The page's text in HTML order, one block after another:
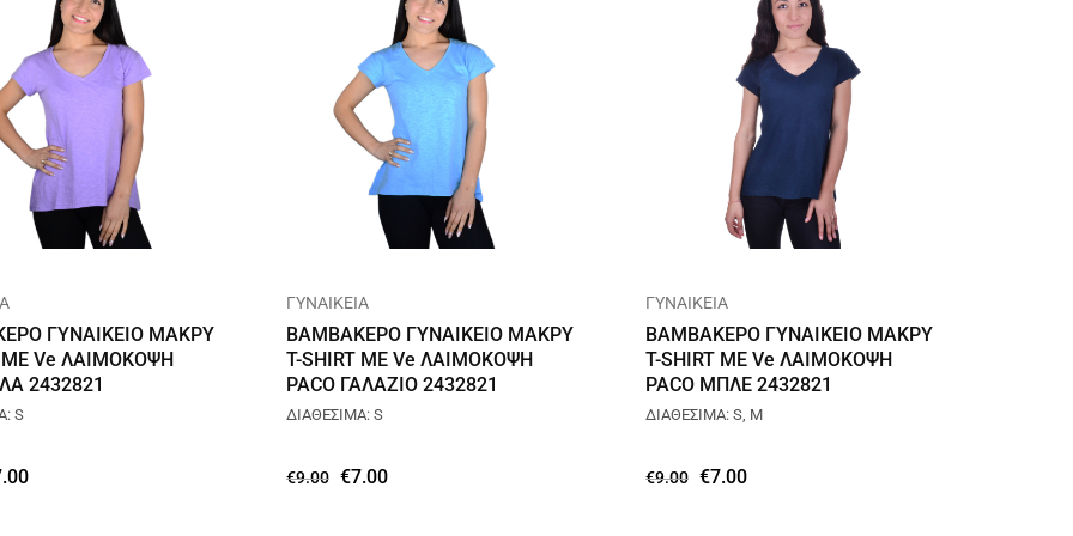
ΓΥΝΑΙΚΕΙΟ ΜΑΚΡΥ
ΜΕ Ve ΛΑΙΜΟΚΟΨΗ
2432821
S
ΓΥΝΑΙΚΕΙΑ
ΒΑΜΒΑΚΕΡΟ ΓΥΝΑΙΚΕΙΟ ΜΑΚΡΥ
T-SHIRT ΜΕ Ve ΛΑΙΜΟΚΟΨΗ
PACO ΓΑΛΑΖΙΟ 2432821
ΔΙΑΘΕΣΙΜΑ: S
€9.00 €7.00
ΓΥΝΑΙΚΕΙΑ
ΒΑΜΒΑΚΕΡΟ ΓΥΝΑΙΚΕΙΟ ΜΑΚΡΥ
T-SHIRT ΜΕ Ve ΛΑΙΜΟΚΟΨΗ
PACO ΜΠΛΕ 2432821
ΔΙΑΘΕΣΙΜΑ: S, M
€9.00 €7.00